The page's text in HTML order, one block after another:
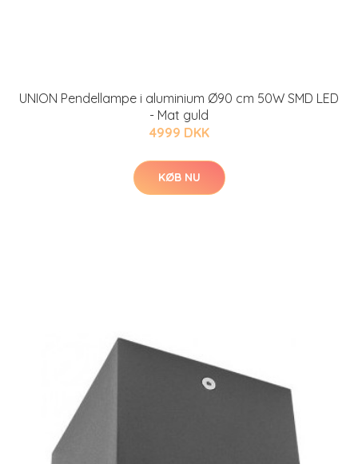
UNION Pendellampe i aluminium Ø90 cm 50W SMD LED
- Mat guld
4999 DKK
KØB NU